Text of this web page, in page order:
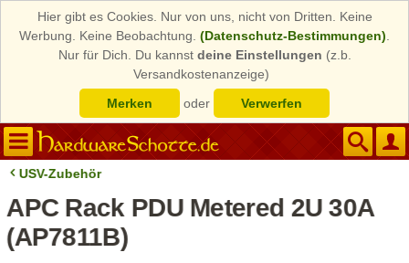
Hier gibt es Cookies. Nur von uns, nicht von Dritten. Keine
Werbung. Keine Beobachtung. (Datenschutz-Bestimmungen)
Nur für Dich. Du kannst deine Einstellungen (z.b.
Versandkostenanzeige)
Merken
oder Verwerfen
USV-Zubehör
APC Rack PDU Metered 2U 30A
(AP7811B)